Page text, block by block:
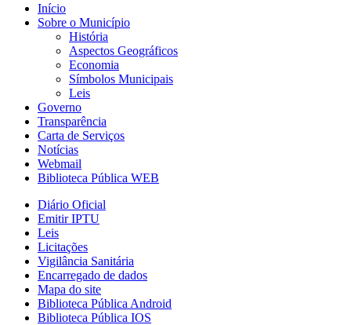
Início
Sobre o Município
História
Aspectos Geográficos
Economia
Símbolos Municipais
Leis
Governo
Transparência
Carta de Serviços
Notícias
Webmail
Biblioteca Pública WEB
Diário Oficial
Emitir IPTU
Leis
Licitações
Vigilância Sanitária
Encarregado de dados
Mapa do site
Biblioteca Pública Android
Biblioteca Pública IOS